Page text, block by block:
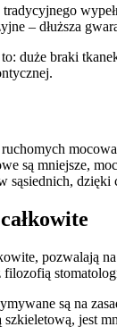
– dłuższa
duże braki
są mniejsze,
sąsiednich,
pozwalają
filozofią
są na
jest